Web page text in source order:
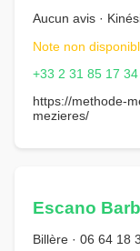
Aucun avis ·
Note non
+33 2 31 85 17 34
https://methode-
mezieres/
Escano
Billère · 06 64 18